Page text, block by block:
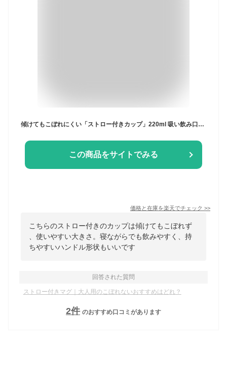
この商品をサイトでみる
価格と在庫を楽天でチェック >>
こちらのストロー付きのカップは傾けてもこぼれず
、使いやすい大きさ。寝ながらでも飲みやすく、持
ちやすいハンドル形状もいいです
回答された質問
ストロー付きマグ｜大人用のこぼれないおすすめはどれ？
2件 のおすすめ口コミがあります